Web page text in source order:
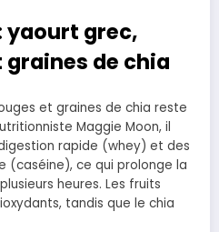
yaourt grec,
de chia
et graines de chia reste
Maggie Moon, il
rapide (whey) et des
(caséine), ce qui prolonge la
heures. Les fruits
tandis que le chia